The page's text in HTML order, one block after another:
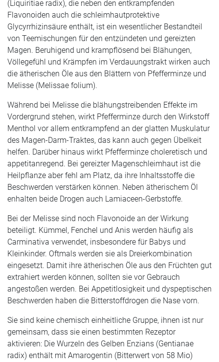
(Liquiritiae radix), die neben den entkrampfenden
Flavonoiden auch die schleimhautprotektive
Glycyrrhizinsäure enthält, ist ein wesentlicher Bestandteil
von Teemischungen für den entzündeten und gereizten
Magen. Beruhigend und krampflösend bei Blähungen,
Völlegefühl und Krämpfen im Verdauungstrakt wirken auch
die ätherischen Öle aus den Blättern von Pfefferminze und
Melisse (Melissae folium).
Während bei Melisse die blähungstreibenden Effekte im
Vordergrund stehen, wirkt Pfefferminze durch den Wirkstoff
Menthol vor allem entkrampfend an der glatten Muskulatur
des Magen-Darm-Traktes, das kann auch gegen Übelkeit
helfen. Darüber hinaus wirkt Pfefferminze choleretisch und
appetitanregend. Bei gereizter Magenschleimhaut ist die
Heilpflanze aber fehl am Platz, da ihre Inhaltsstoffe die
Beschwerden verstärken können. Neben ätherischem Öl
enhalten beide Drogen auch Lamiaceen-Gerbstoffe.
Bei der Melisse sind noch Flavonoide an der Wirkung
beteiligt. Kümmel, Fenchel und Anis werden häufig als
Carminativa verwendet, insbesondere für Babys und
Kleinkinder. Oftmals werden sie als Dreierkombination
eingesetzt. Damit ihre ätherischen Öle aus den Früchten gut
extrahiert werden können, sollten sie vor Gebrauch
angestoßen werden. Bei Appetitlosigkeit und dyspeptischen
Beschwerden haben die Bitterstoffdrogen die Nase vorn.
Sie sind keine chemisch einheitliche Gruppe, ihnen ist nur
gemeinsam, dass sie einen bestimmten Rezeptor
aktivieren: Die Wurzeln des Gelben Enzians (Gentianae
radix) enthält mit Amarogentin (Bitterwert von 58 Mio)